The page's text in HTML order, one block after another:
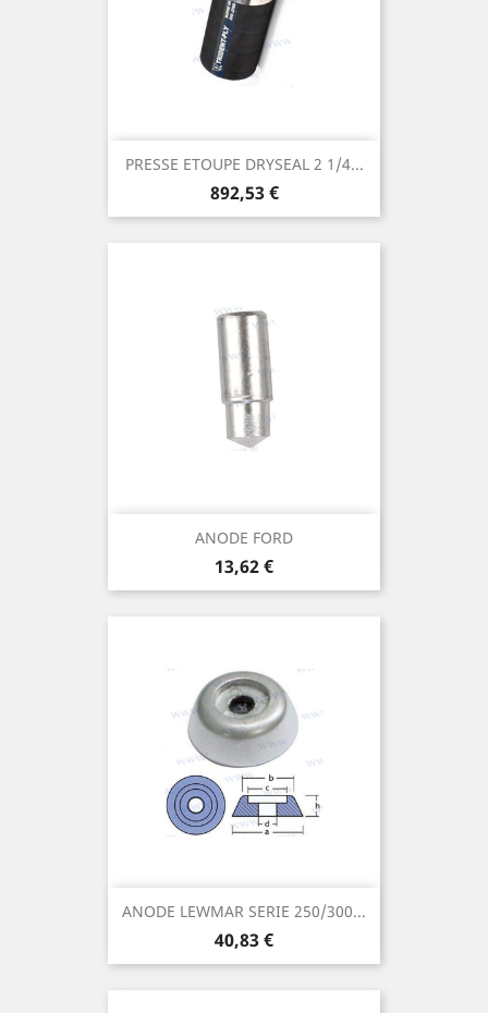
PRESSE ETOUPE DRYSEAL 2 1/4...
Prix
892,53 €
ANODE FORD
Prix
13,62 €
ANODE LEWMAR SERIE 250/300...
Prix
40,83 €